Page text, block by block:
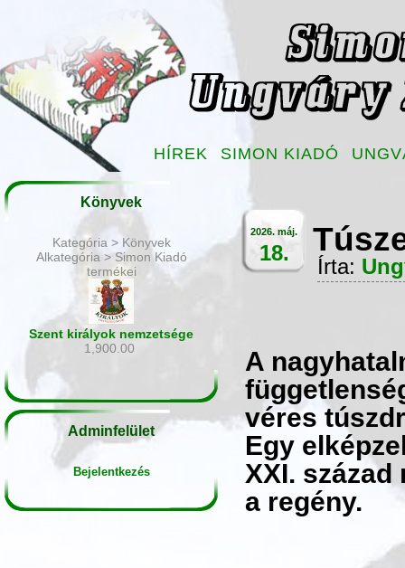
HÍREK SIMON KIADÓ
Könyvek
Kategória > Könyvek
Alkategória > Simon Kiadó
termékei
Szent királyok nemzetsége
1,900.00
Adminfelület
Bejelentkezés
2026. máj.
18.
Írta:
A
véres
Egy
XXI.
a regény.